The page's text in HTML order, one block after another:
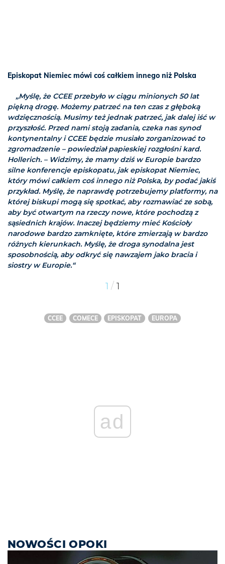
Episkopat Niemiec mówi coś całkiem innego niż Polska
„Myślę, że CCEE przebyło w ciągu minionych 50 lat
piękną drogę. Możemy patrzeć na ten czas z głęboką
wdzięcznością. Musimy też jednak patrzeć, jak dalej iść w
przyszłość. Przed nami stoją zadania, czeka nas synod
kontynentalny i CCEE będzie musiało zorganizować to
zgromadzenie – powiedział papieskiej rozgłośni kard.
Hollerich. – Widzimy, że mamy dziś w Europie bardzo
silne konferencje episkopatu, jak episkopat Niemiec,
który mówi całkiem coś innego niż Polska, by podać jakiś
przykład. Myślę, że naprawdę potrzebujemy platformy, na
której biskupi mogą się spotkać, aby rozmawiać ze sobą,
aby być otwartym na rzeczy nowe, które pochodzą z
sąsiednich krajów. Inaczej będziemy mieć Kościoły
narodowe bardzo zamknięte, które zmierzają w bardzo
różnych kierunkach. Myślę, że droga synodalna jest
sposobnością, aby odkryć się nawzajem jako bracia i
siostry w Europie.“
1 / 1
CCEE COMECE EPISKOPAT EUROPA
ad
NOWOŚCI OPOKI